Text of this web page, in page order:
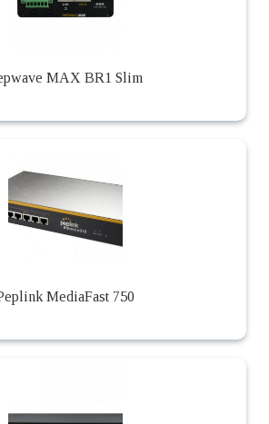
MAX BR1 Slim
MediaFast 750